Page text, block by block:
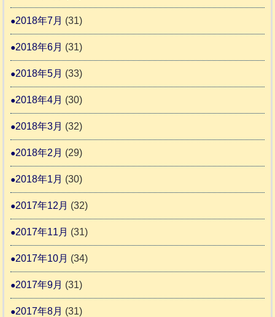
2018年7月 (31)
2018年6月 (31)
2018年5月 (33)
2018年4月 (30)
2018年3月 (32)
2018年2月 (29)
2018年1月 (30)
2017年12月 (32)
2017年11月 (31)
2017年10月 (34)
2017年9月 (31)
2017年8月 (31)